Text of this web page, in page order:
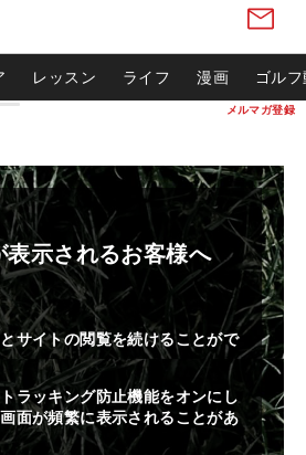
メルマガ登録
レッスン ライフ 漫画 ゴル
表示されるお客様へ
サイトの閲覧を続けることがで
ラッキング防止機能をオンにし
面が頻繁に表示されることがあ